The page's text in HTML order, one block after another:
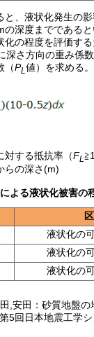
と、液状化発生の
の深度までである
化の程度を評価す
深さ方向の重み係
（PL 値）を求める。
対する抵抗率（FL
らの深さ(m)
よる液状化被害の
液状化の
液状化の
液状化の
,安田：砂質地盤の
5回日本地震工学